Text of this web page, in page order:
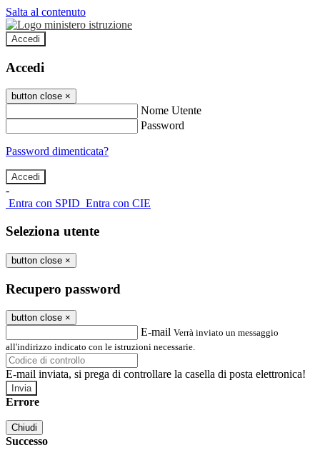
Salta al contenuto
Accedi
Accedi
button close ×
Nome Utente
Password
Password dimenticata?
-
Entra con SPID Entra con CIE
Seleziona utente
button close ×
Recupero password
button close ×
E-mail Verrà inviato un messaggio
all'indirizzo indicato con le istruzioni necessarie.
E-mail inviata, si prega di controllare la casella di posta elettronica!
Errore
Chiudi
Successo